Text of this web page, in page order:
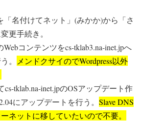
「名付けてネット」(みかか)から「さ
更手続き。
Webコンテンツをcs-tklab3.na-inet.jpへ
。
メンドクサイのでWordpress以外
tklab.na-inet.jpのOSアップデート作
にアップデートを行う。 Slave DNS
ネットに移していたいので不要。